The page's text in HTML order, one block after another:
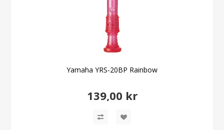
Yamaha YRS-20BP Rainbow
139,00 kr